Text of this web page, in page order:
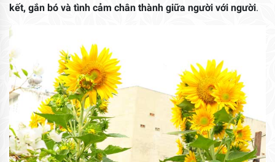
kết, gắn bó và tình cảm chân thành giữa người với người.